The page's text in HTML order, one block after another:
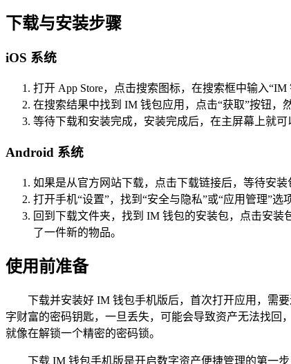
下载与安装步骤
iOS 系统
打开 App Store，点击搜索图标，在搜索框中输入
在搜索结果中找到 IM 钱包应用，点击“获取”按钮，
等待下载和安装完成，安装完成后，在主屏幕上就
Android 系统
如果是从官方网站下载，点击下载链接后，等待安装
打开手机“设置”，找到“安全与隐私”或“应用管理”
回到下载文件夹，找到 IM 钱包的安装包，点击安
了一件新的物品。
使用前准备
下载并安装好 IM 钱包手机版后，首次打开应用，需
字财富的密码钥匙，一旦丢失，可能会导致资产无法找回
就像在解锁一个精密的密码锁。
下载 IM 钱包手机版是开启数字资产便捷管理的第一